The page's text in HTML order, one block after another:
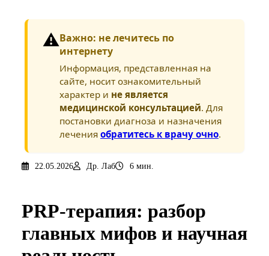
⚠️Важно: не лечитесь по
интернету
Информация, представленная на
сайте, носит ознакомительный
характер и не является
медицинской консультацией. Для
постановки диагноза и назначения
лечения обратитесь к врачу очно.
22.05.2026 Др. Лаб 6 мин.
PRP-терапия: разбор
главных мифов и научная